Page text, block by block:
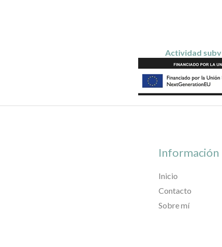
Actividad
Información
Inicio
Contacto
Sobre mí